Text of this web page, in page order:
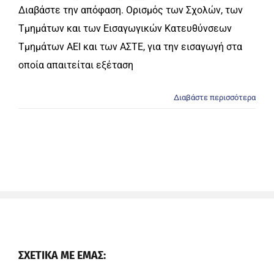
Διαβάστε την απόφαση. Ορισμός των Σχολών, των
Τμημάτων και των Εισαγωγικών Κατευθύνσεων
Τμημάτων ΑΕΙ και των ΑΣΤΕ, για την εισαγωγή στα
οποία απαιτείται εξέταση
Διαβάστε περισσότερα
ΣΧΕΤΙΚΑ ΜΕ ΕΜΑΣ: